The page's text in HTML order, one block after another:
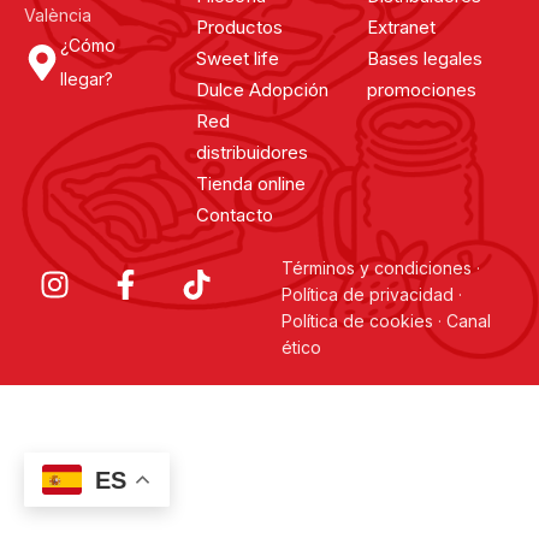
València
¿Cómo
llegar?
Productos
Sweet life
Dulce Adopción
Red
distribuidores
Tienda online
Contacto
Extranet
Bases legales
promociones
Términos y condiciones·
Política de privacidad ·
Política de cookies · Canal
ético
ES